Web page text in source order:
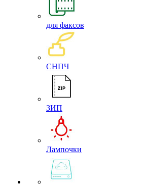
для факсов
СНПЧ
ЗИП
Лампочки